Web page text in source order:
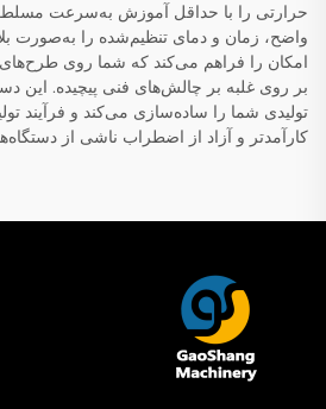
واضح، زمان و دمای تنظیم‌شده را به‌صورت
امکان را فراهم می‌کند که شما روی طرح‌های
بر روی غلبه بر چالش‌های فنی پیچیده. این
تولیدی شما را ساده‌سازی می‌کند و فرآیند
کارآمدتر و آزاد از اضطراب ناشی از